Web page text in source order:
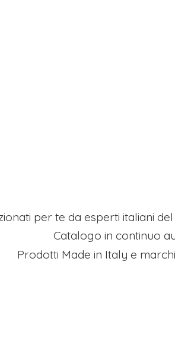
per te da esperti italiani
Catalogo in continuo
Prodotti Made in Italy e